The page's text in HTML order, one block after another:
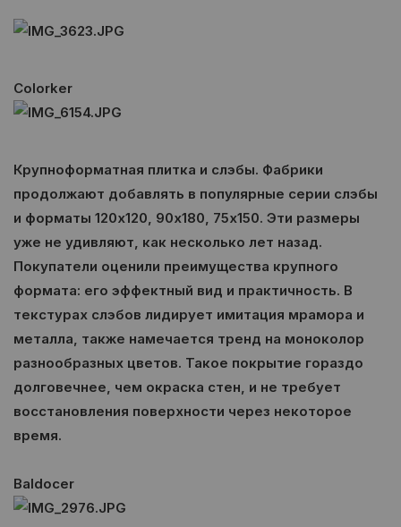
Colorker
Крупноформатная плитка и слэбы. Фабрики
продолжают добавлять в популярные серии слэбы
и форматы 120х120, 90х180, 75х150. Эти размеры
уже не удивляют, как несколько лет назад.
Покупатели оценили преимущества крупного
формата: его эффектный вид и практичность. В
текстурах слэбов лидирует имитация мрамора и
металла, также намечается тренд на моноколор
разнообразных цветов. Такое покрытие гораздо
долговечнее, чем окраска стен, и не требует
восстановления поверхности через некоторое
время.
Baldocer